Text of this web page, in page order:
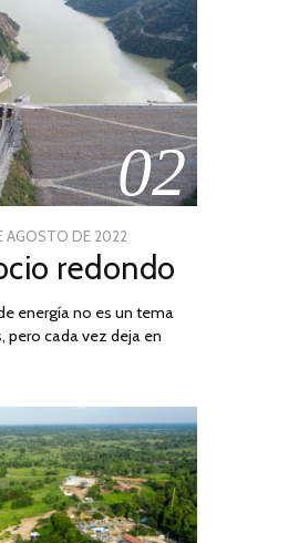
02
AGOSTO DE 2022
DE
DE
2022
redondo
energía no es un tema
pero cada vez deja en